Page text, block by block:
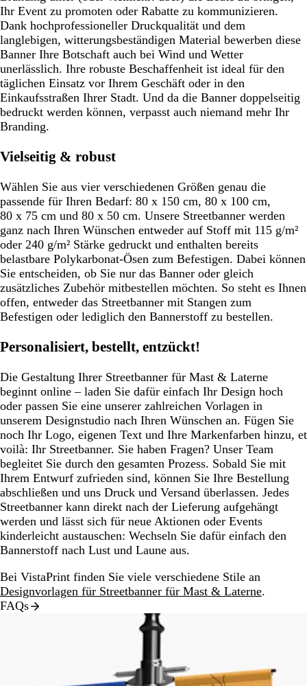
Ihr Event zu promoten oder Rabatte zu kommunizieren.
Dank hochprofessioneller Druckqualität und dem
langlebigen, witterungsbeständigen Material bewerben diese
Banner Ihre Botschaft auch bei Wind und Wetter
unerlässlich. Ihre robuste Beschaffenheit ist ideal für den
täglichen Einsatz vor Ihrem Geschäft oder in den
Einkaufsstraßen Ihrer Stadt. Und da die Banner doppelseitig
bedruckt werden können, verpasst auch niemand mehr Ihr
Branding.
Vielseitig & robust
Wählen Sie aus vier verschiedenen Größen genau die
passende für Ihren Bedarf: 80 x 150 cm, 80 x 100 cm,
80 x 75 cm und 80 x 50 cm. Unsere Streetbanner werden
ganz nach Ihren Wünschen entweder auf Stoff mit 115 g/m²
oder 240 g/m² Stärke gedruckt und enthalten bereits
belastbare Polykarbonat-Ösen zum Befestigen. Dabei können
Sie entscheiden, ob Sie nur das Banner oder gleich
zusätzliches Zubehör mitbestellen möchten. So steht es Ihnen
offen, entweder das Streetbanner mit Stangen zum
Befestigen oder lediglich den Bannerstoff zu bestellen.
Personalisiert, bestellt, entzückt!
Die Gestaltung Ihrer Streetbanner für Mast & Laterne
beginnt online – laden Sie dafür einfach Ihr Design hoch
oder passen Sie eine unserer zahlreichen Vorlagen in
unserem Designstudio nach Ihren Wünschen an. Fügen Sie
noch Ihr Logo, eigenen Text und Ihre Markenfarben hinzu, et
voilà: Ihr Streetbanner. Sie haben Fragen? Unser Team
begleitet Sie durch den gesamten Prozess. Sobald Sie mit
Ihrem Entwurf zufrieden sind, können Sie Ihre Bestellung
abschließen und uns Druck und Versand überlassen. Jedes
Streetbanner kann direkt nach der Lieferung aufgehängt
werden und lässt sich für neue Aktionen oder Events
kinderleicht austauschen: Wechseln Sie dafür einfach den
Bannerstoff nach Lust und Laune aus.
Bei VistaPrint finden Sie viele verschiedene Stile an
Designvorlagen für Streetbanner für Mast & Laterne.
FAQs